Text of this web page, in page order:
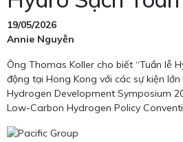
19/05/2026
Annie Nguyễn
Ông Thomas Koller cho biết “Tuần lễ
động tại Hong Kong với các sự kiện
Hydrogen Development Symposium
Low-Carbon Hydrogen Policy